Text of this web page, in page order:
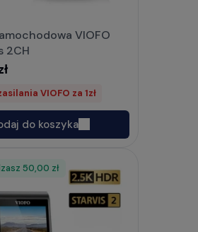
VIOFO
2CH
VIOFO za 1zł
do koszyka
50,00 zł